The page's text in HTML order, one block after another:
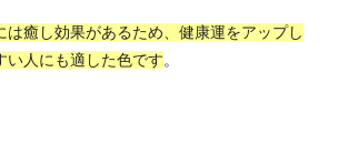
は癒し効果があるため、健康運をアップし
い人にも適した色です。